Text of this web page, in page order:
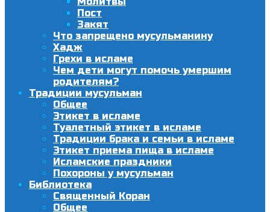
Пост
Закят
Что запрещено мусульманину
Хадж
Грехи в исламе
Чем дети могут помочь умершим
родителям?
Традиции мусульман
Общее
Этикет в исламе
Туалетный этикет в исламе
Традиции брака и семьи в исламе
Этикет приема пища в исламе
Исламские праздники
Похороны у мусульман
Библиотека
Священный Коран
Общее